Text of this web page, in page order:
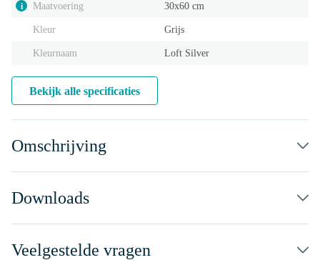
i Maatvoering 30x60 cm
Kleur Grijs
Kleurnaam Loft Silver
Bekijk alle specificaties
Omschrijving
Downloads
Veelgestelde vragen